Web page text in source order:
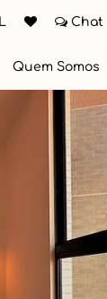
Chat
Quem Somos